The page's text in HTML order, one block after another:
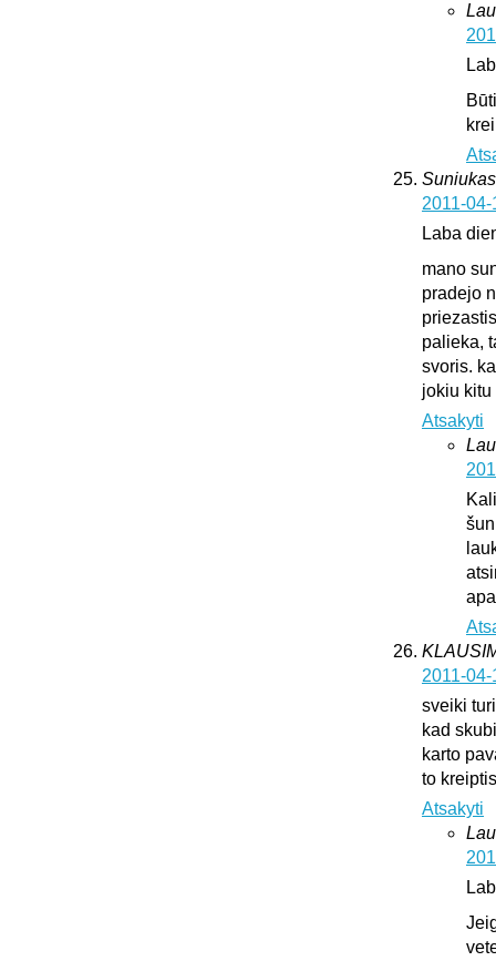
2011-
Laba
mano
pradejo
palieka,
svoris.
jokiu kitu
Atsakyti
2011-
sveiki
kad
karto
to
Atsakyti